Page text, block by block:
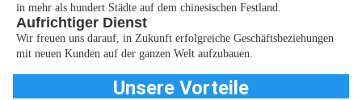
in mehr als hundert Städte auf dem chinesischen Festland.
Aufrichtiger Dienst
Wir freuen uns darauf, in Zukunft erfolgreiche Geschäftsbeziehungen
mit neuen Kunden auf der ganzen Welt aufzubauen.
Unsere Vorteile